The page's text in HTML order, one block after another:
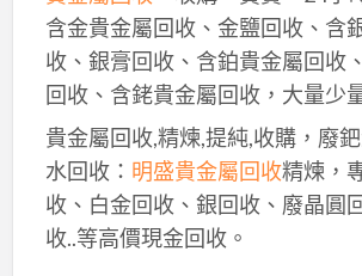
含金貴金屬回收、金鹽回收、含
收、銀膏回收、含鉑貴金屬回收
回收、含銠貴金屬回收，大量少
貴金屬回收,精煉,提純,收購，廢
水回收： 明盛貴金屬回收精煉，
收、白金回收、銀回收、廢晶圓
收..等高價現金回收。